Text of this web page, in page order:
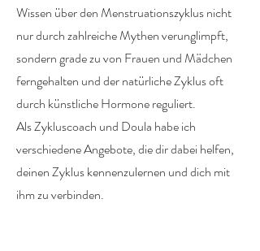
Wissen über den Menstruationszyklus nicht
nur durch zahlreiche Mythen verunglimpft,
sondern grade zu von Frauen und Mädchen
ferngehalten und der natürliche Zyklus oft
durch künstliche Hormone reguliert.
Als Zykluscoach und Doula habe ich
verschiedene Angebote, die dir dabei helfen,
deinen Zyklus kennenzulernen und dich mit
ihm zu verbinden.